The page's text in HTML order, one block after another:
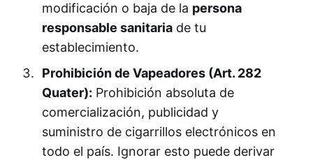
modificación o baja de la persona
responsable sanitariade tu
establecimiento.
Prohibición de Vapeadores (Art. 282
Quater): Prohibición absoluta de
comercialización, publicidad y
suministro de cigarrillos electrónicos en
todo el país. Ignorar esto puede derivar